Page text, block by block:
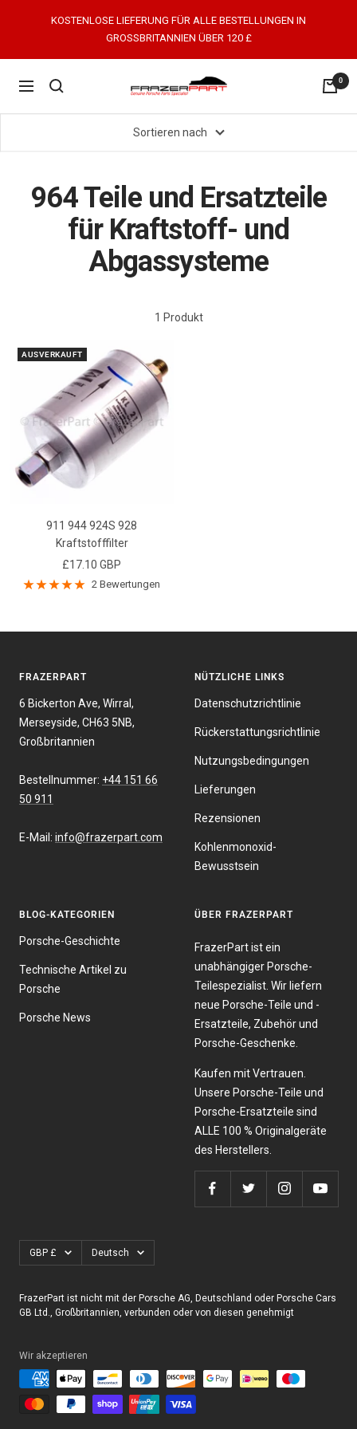
KOSTENLOSE LIEFERUNG FÜR ALLE BESTELLUNGEN IN
GROSSBRITANNIEN ÜBER 120 £
Navigation
FrazerPart
0
Sortieren nach
964 Teile und Ersatzteile
für Kraftstoff- und
Abgassysteme
1 Produkt
AUSVERKAUFT
911 944 924S 928
Kraftstofffilter
Angebotspreis
£17.10 GBP
2 Bewertungen
FRAZERPART
6 Bickerton Ave, Wirral,
Merseyside, CH63 5NB,
Großbritannien
Bestellnummer: +44 151 66
50 911
E-Mail: info@frazerpart.com
NÜTZLICHE LINKS
Datenschutzrichtlinie
Rückerstattungsrichtlinie
Nutzungsbedingungen
Lieferungen
Rezensionen
Kohlenmonoxid-
Bewusstsein
BLOG-KATEGORIEN
Porsche-Geschichte
Technische Artikel zu
Porsche
Porsche News
ÜBER FRAZERPART
FrazerPart ist ein
unabhängiger Porsche-
Teilespezialist. Wir liefern
neue Porsche-Teile und -
Ersatzteile, Zubehör und
Porsche-Geschenke.
Kaufen mit Vertrauen.
Unsere Porsche-Teile und
Porsche-Ersatzteile sind
ALLE 100 % Originalgeräte
des Herstellers.
Währung
GBP £ Sprache
Deutsch
FrazerPart ist nicht mit der Porsche AG, Deutschland oder Porsche Cars
GB Ltd., Großbritannien, verbunden oder von diesen genehmigt
Wir akzeptieren